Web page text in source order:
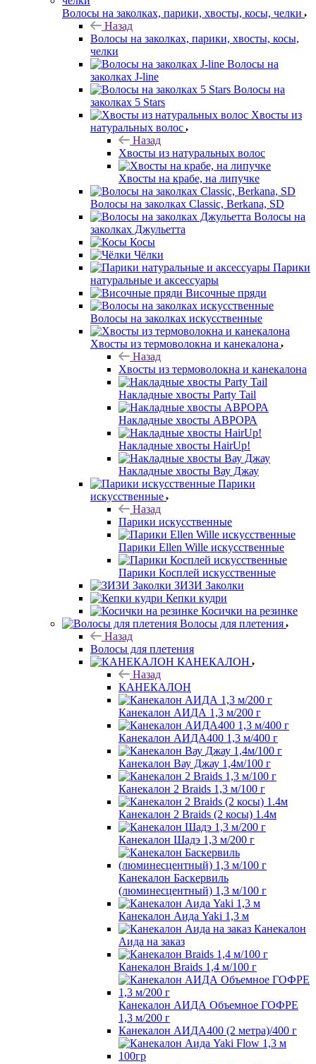
Волосы на заколках, парики, хвосты, косы, челки
Назад
Волосы на заколках, парики, хвосты, косы,
челки
Волосы на
заколках J-line
Волосы на
заколках 5 Stars
Хвосты из
натуральных волос
Назад
Хвосты из натуральных волос
Хвосты на крабе, на липучке
Волосы на заколках Classic, Berkana, SD
Волосы на
заколках Джульетта
Косы
Чёлки
Парики
натуральные и аксессуары
Височные пряди
Волосы на заколках искусственные
Хвосты из термоволокна и канекалона
Назад
Хвосты из термоволокна и канекалона
Накладные хвосты Party Tail
Накладные хвосты АВРОРА
Накладные хвосты HairUp!
Накладные хвосты Вау Джау
Парики
искусственные
Назад
Парики искусственные
Парики Ellen Wille искусственные
Парики Косплей искусственные
ЗИЗИ Заколки
Кепки кудри
Косички на резинке
Волосы для плетения
Назад
Волосы для плетения
КАНЕКАЛОН
Назад
КАНЕКАЛОН
Канекалон АИДА 1,3 м/200 г
Канекалон АИДА400 1,3 м/400 г
Канекалон Вау Джау 1,4м/100 г
Канекалон 2 Braids 1,3 м/100 г
Канекалон 2 Braids (2 косы) 1.4м
Канекалон Шадэ 1,3 м/200 г
Канекалон Баскервиль
(люминесцентный) 1,3 м/100 г
Канекалон Аида Yaki 1,3 м
Канекалон
Аида на заказ
Канекалон Braids 1,4 м/100 г
Канекалон АИДА Объемное ГОФРЕ
1,3 м/200 г
Канекалон АИДА400 (2 метра)/400 г